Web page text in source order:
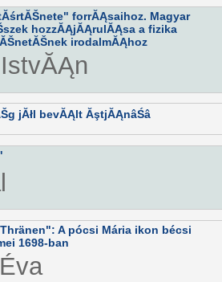
forrĂĄsaihoz. Magyar
hozzĂĄjĂĄrulĂĄsa a fizika
irodalmĂĄhoz
jĂłl bevĂĄlt ĂştjĂĄnâŚâ
A pócsi Mária ikon bécsi
1698-ban